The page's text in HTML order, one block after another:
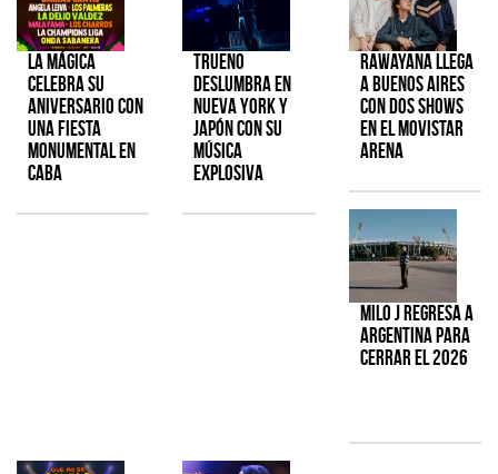
La Mágica
celebra su
aniversario con
una fiesta
monumental en
CABA
TRUENO
deslumbra en
Nueva York y
Japón con su
música
explosiva
Rawayana llega
a Buenos Aires
con dos shows
en el Movistar
Arena
Milo J regresa a
Argentina para
cerrar el 2026